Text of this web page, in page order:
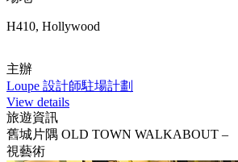
H410, Hollywood
主辦
Loupe 設計師駐場計劃
View details
旅遊資訊
舊城片隅 OLD TOWN WALKABOUT –
視藝術